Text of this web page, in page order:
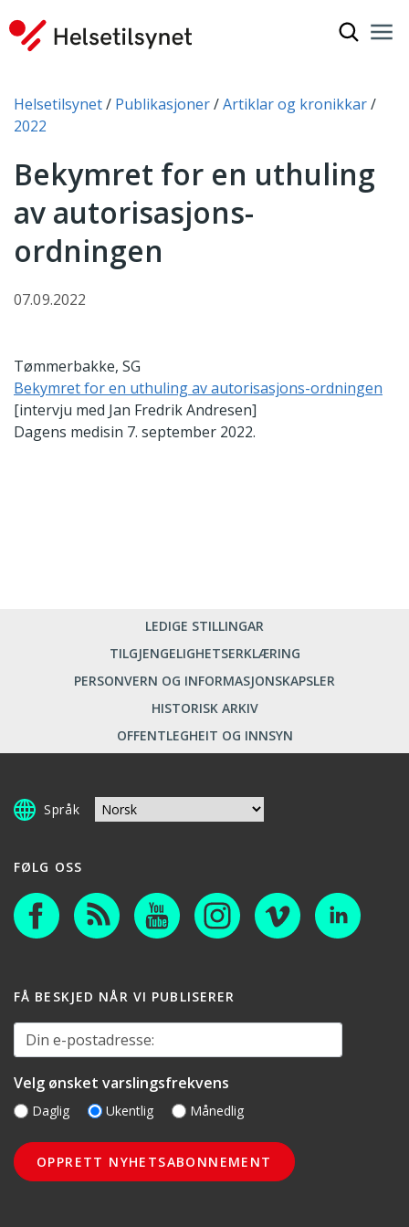
Du er her:
Helsetilsynet Publikasjoner
Artiklar og kronikkar
2022
Bekymret for en uthuling
av autorisasjons-
ordningen
07.09.2022
Tømmerbakke, SG
Bekymret for en uthuling av autorisasjons-ordningen
[intervju med Jan Fredrik Andresen]
Dagens medisin 7. september 2022.
LEDIGE STILLINGAR
TILGJENGELIGHETSERKLÆRING
PERSONVERN OG INFORMASJONSKAPSLER
HISTORISK ARKIV
OFFENTLEGHEIT OG INNSYN
Språk
FØLG OSS
FÅ BESKJED NÅR VI PUBLISERER
Din e-postadresse:
Velg ønsket varslingsfrekvens
Daglig Ukentlig Månedlig